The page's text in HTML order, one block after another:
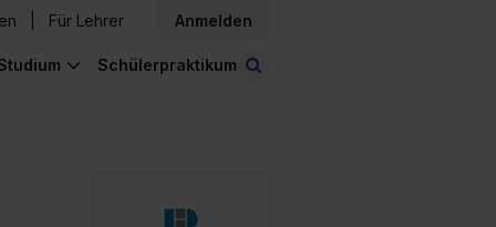
Für Lehrer Anmelden
Schülerpraktikum